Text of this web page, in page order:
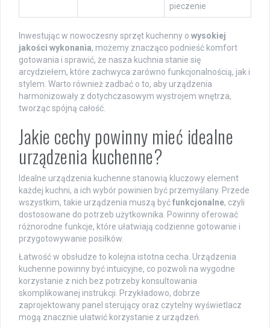
pieczenie
Inwestując w nowoczesny sprzęt kuchenny o wysokiej
jakości wykonania, możemy znacząco podnieść komfort
gotowania i sprawić, że nasza kuchnia stanie się
arcydziełem, które zachwyca zarówno funkcjonalnością, jak i
stylem. Warto również zadbać o to, aby urządzenia
harmonizowały z dotychczasowym wystrojem wnętrza,
tworząc spójną całość.
Jakie cechy powinny mieć idealne
urządzenia kuchenne?
Idealne urządzenia kuchenne stanowią kluczowy element
każdej kuchni, a ich wybór powinien być przemyślany. Przede
wszystkim, takie urządzenia muszą byćfunkcjonalne, czyli
dostosowane do potrzeb użytkownika. Powinny oferować
różnorodne funkcje, które ułatwiają codzienne gotowanie i
przygotowywanie posiłków.
Łatwość w obsłudze to kolejna istotna cecha. Urządzenia
kuchenne powinny być intuicyjne, co pozwoli na wygodne
korzystanie z nich bez potrzeby konsultowania
skomplikowanej instrukcji. Przykładowo, dobrze
zaprojektowany panel sterujący oraz czytelny wyświetlacz
mogą znacznie ułatwić korzystanie z urządzeń.